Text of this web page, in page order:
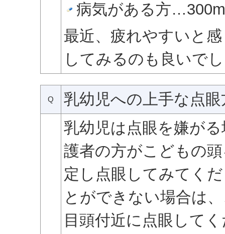
病気がある方
最近、疲れやすいと
してみるのも良いで
Q 乳幼児への上手な点
乳幼児は点眼を嫌が
護者の方がこどもの
定し点眼してみてく
とができない場合は
目頭付近に点眼して